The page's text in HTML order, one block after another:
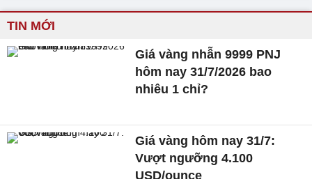
TIN MỚI
Giá vàng nhẫn 9999 PNJ
hôm nay 31/7/2026 bao
nhiêu 1 chỉ?
Giá vàng hôm nay 31/7:
Vượt ngưỡng 4.100
USD/ounce